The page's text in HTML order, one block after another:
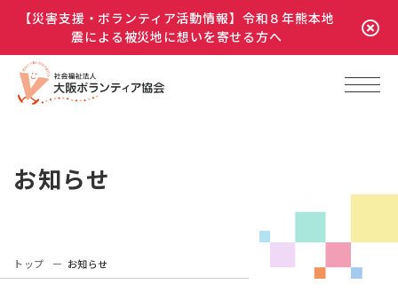
【災害支援・ボランティア活動情報】令和８年熊本地
震による被災地に想いを寄せる方へ
お知らせ
トップ お知らせ